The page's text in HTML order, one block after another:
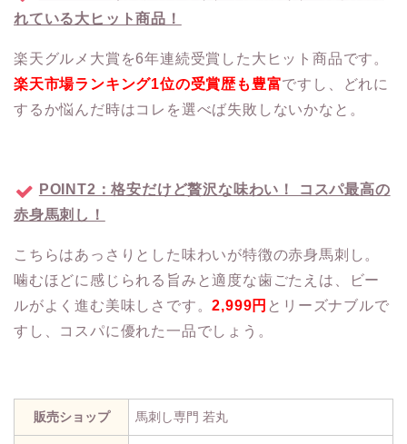
れている大ヒット商品！
楽天グルメ大賞を6年連続受賞した大ヒット商品です。
楽天市場ランキング1位の受賞歴も豊富ですし、どれに
するか悩んだ時はコレを選べば失敗しないかなと。
POINT2：格安だけど贅沢な味わい！ コスパ最高の
赤身馬刺し！
こちらはあっさりとした味わいが特徴の赤身馬刺し。
噛むほどに感じられる旨みと適度な歯ごたえは、ビー
ルがよく進む美味しさです。2,999円 とリーズナブルで
すし、コスパに優れた一品でしょう。
販売ショップ 馬刺し専門 若丸